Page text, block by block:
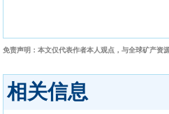
免责声明：本文仅代表作者本人观点，与全球矿产资
相关信息